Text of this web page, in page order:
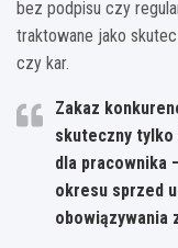
bez podpisu czy
traktowane jako
czy kar.
Zakaz
skuteczny tylko
dla pracownika
okresu sprzed
obowiązywania